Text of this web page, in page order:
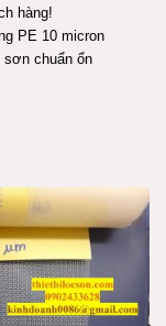
hàng!
PE 10 micron
chuẩn ổn